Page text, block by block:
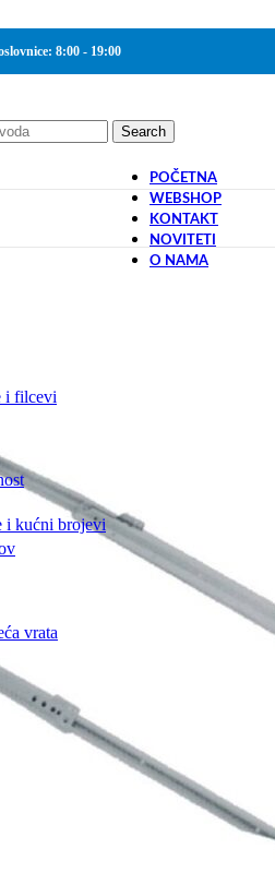
8:00 - 19:00
Search
i filcevi
i kućni brojevi
vrata
POČETNA
WEBSHOP
KONTAKT
NOVITETI
O NAMA